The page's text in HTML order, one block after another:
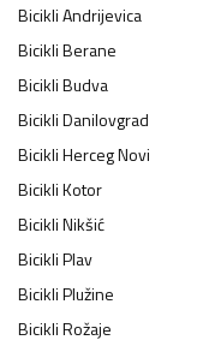
BicikliAndrijevica
BicikliBerane
BicikliBudva
BicikliDanilovgrad
BicikliHerceg Novi
BicikliKotor
BicikliNikšić
BicikliPlav
BicikliPlužine
BicikliRožaje